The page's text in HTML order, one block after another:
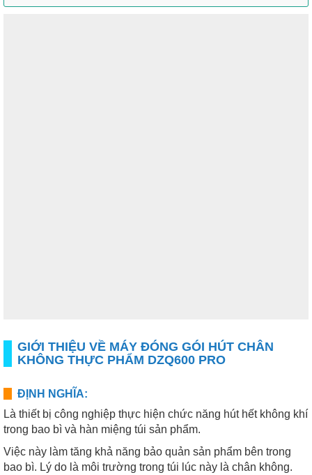
GIỚI THIỆU VỀ MÁY ĐÓNG GÓI HÚT CHÂN
KHÔNG THỰC PHẨM DZQ600 PRO
ĐỊNH NGHĨA:
Là thiết bị công nghiệp thực hiện chức năng hút hết không khí
trong bao bì và hàn miệng túi sản phẩm.
Việc này làm tăng khả năng bảo quản sản phẩm bên trong
bao bì. Lý do là môi trường trong túi lúc này là chân không.